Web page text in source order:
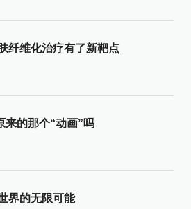
纤维化治疗有了新靶点
来的那个“动画”吗
界的无限可能